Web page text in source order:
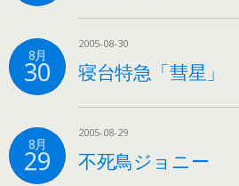
8月
30
2005-08-30
寝台特急「彗星」
8月
29
2005-08-29
不死鳥ジョニー